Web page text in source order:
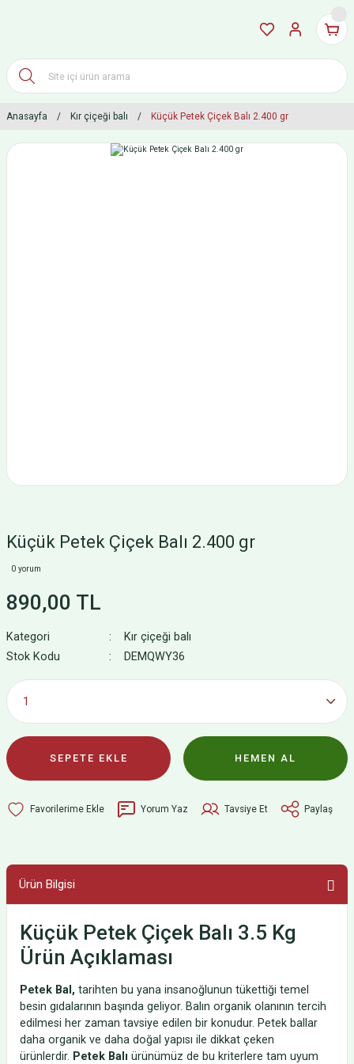
Anasayfa Kır çiçeği balı Küçük Petek Çiçek Balı 2.400 gr
Küçük Petek Çiçek Balı 2.400 gr
0 yorum
890,00 TL
Kategori
Kır çiçeği balı
Stok Kodu
DEMQWY36
SEPETE EKLE HEMEN AL
Yorum Yaz Tavsiye Et Paylaş
Ürün Bilgisi
Küçük Petek Çiçek Balı 3.5 Kg
Ürün Açıklaması
Petek Bal, tarihten bu yana insanoğlunun tükettiği temel
besin gıdalarının başında geliyor. Balın organik olanının tercih
edilmesi her zaman tavsiye edilen bir konudur. Petek ballar
daha organik ve daha doğal yapısı ile dikkat çeken
ürünlerdir. Petek Balı ürünümüz de bu kriterlere tam uyum